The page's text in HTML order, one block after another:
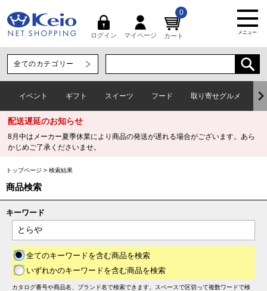
ログイン マイページ カート
0
メニュー
イベント ギフト スイーツ フード 取り寄せグルメ
配送遅延のお知らせ
8月中はメーカー夏季休業により商品の発送が遅れる場合がございます。あら
かじめご了承くださいませ。
トップページ > 検索結果
商品検索
キーワード
全てのキーワードを含む商品を検索
いずれかのキーワードを含む商品を検索
カタログ番号や商品名、ブランド名で検索できます。スペースで区切って複数ワードで検